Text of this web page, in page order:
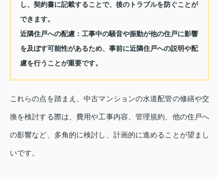
し、契約書に記載することで、後のトラブルを防ぐことが
できます。
近隣住戸への配慮： 工事中の騒音や振動が他の住戸に影響
を及ぼす可能性があるため、事前に近隣住戸への説明や配
慮を行うことが重要です。
これらの点を踏まえ、中古マンションの水道配管の修繕や交
換を検討する際は、費用や工事内容、管理規約、他の住戸へ
の影響など、多角的に検討し、計画的に進めることが望まし
いです。